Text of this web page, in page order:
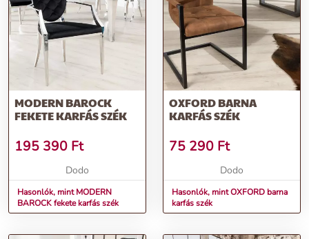
MODERN BAROCK
FEKETE KARFÁS SZÉK
195 390 Ft
Dodo
Hasonlók, mint MODERN
BAROCK fekete karfás szék
OXFORD BARNA
KARFÁS SZÉK
75 290 Ft
Dodo
Hasonlók, mint OXFORD barna
karfás szék